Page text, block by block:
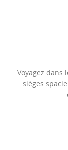
Voyagez dans
sièges